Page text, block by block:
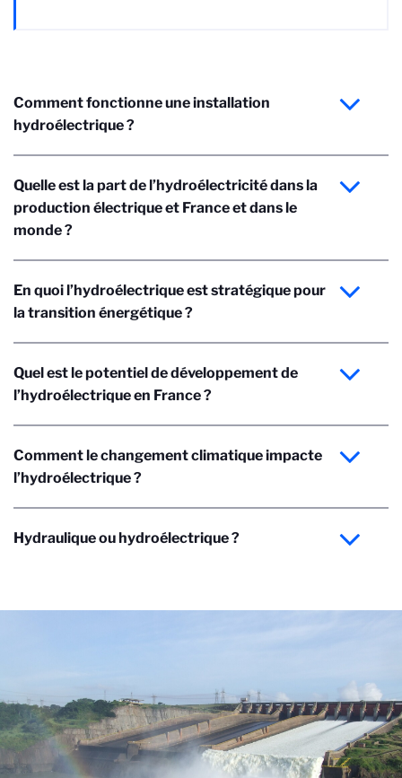
Comment fonctionne une installation
hydroélectrique ?
Quelle est la part de l’hydroélectricité dans la
production électrique et France et dans le
monde ?
En quoi l’hydroélectrique est stratégique pour
la transition énergétique ?
Quel est le potentiel de développement de
l’hydroélectrique en France ?
Comment le changement climatique impacte
l’hydroélectrique ?
Hydraulique ou hydroélectrique ?